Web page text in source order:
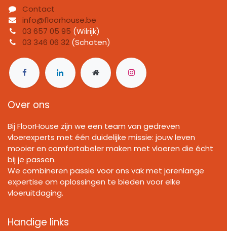
Contact
info@floorhouse.be
03 657 05 95 (Wilrijk)
03 346 06 32 (Schoten)
Over ons
Bij FloorHouse zijn we een team van gedreven
vloerexperts met één duidelijke missie: jouw leven
mooier en comfortabeler maken met vloeren die écht
bij je passen.
We combineren passie voor ons vak met jarenlange
expertise om oplossingen te bieden voor elke
vloeruitdaging.
Handige links